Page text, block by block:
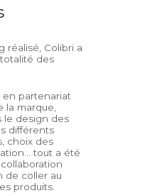
réalisé, Colibri a
des
en partenariat
la marque,
le design des
différents
choix des
tout a été
de coller au
produits.